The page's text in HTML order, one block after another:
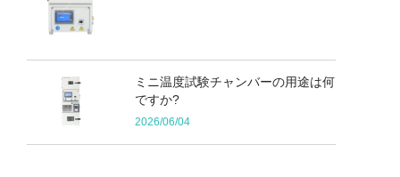
ミニ温度試験チャンバーの用途は何
ですか?
2026/06/04